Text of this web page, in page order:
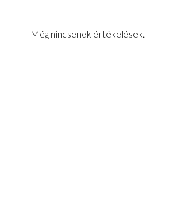
Még nincsenek értékelések.